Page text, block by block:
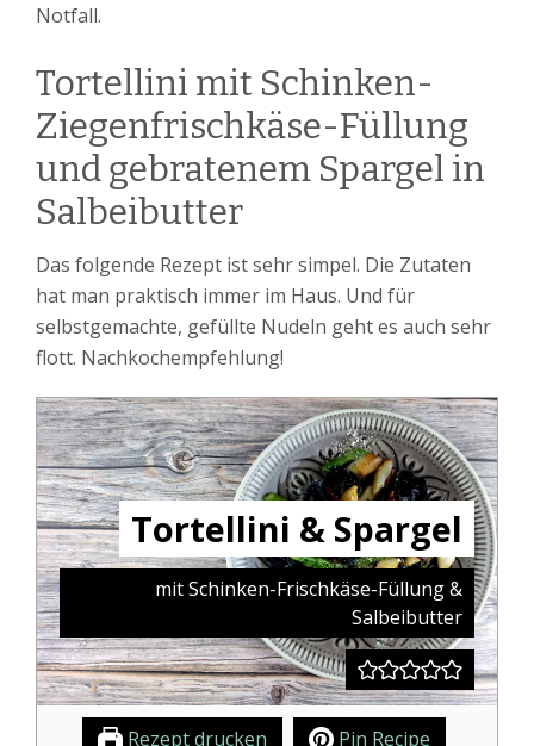
Notfall.
Tortellini mit Schinken-
Ziegenfrischkäse-Füllung
und gebratenem Spargel in
Salbeibutter
Das folgende Rezept ist sehr simpel. Die Zutaten
hat man praktisch immer im Haus. Und für
selbstgemachte, gefüllte Nudeln geht es auch sehr
flott. Nachkochempfehlung!
Tortellini & Spargel
mit Schinken-Frischkäse-Füllung &
Salbeibutter
Rezept drucken
Pin Recipe